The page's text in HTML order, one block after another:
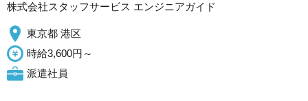
株式会社スタッフサービス エンジニアガイド
東京都 港区
時給3,600円～
派遣社員